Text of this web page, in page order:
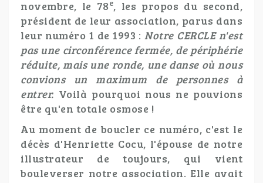
novembre, le 78e, les propos du second,
président de leur association, parus dans
leur numéro 1 de 1993 : Notre CERCLE n'est
pas une circonférence fermée, de périphérie
réduite, mais une ronde, une danse où nous
convions un maximum de personnes à
entrer. Voilà pourquoi nous ne pouvions
être qu'en totale osmose !
Au moment de boucler ce numéro, c'est le
décès d'Henriette Cocu, l'épouse de notre
illustrateur de toujours, qui vient
bouleverser notre association. Elle avait